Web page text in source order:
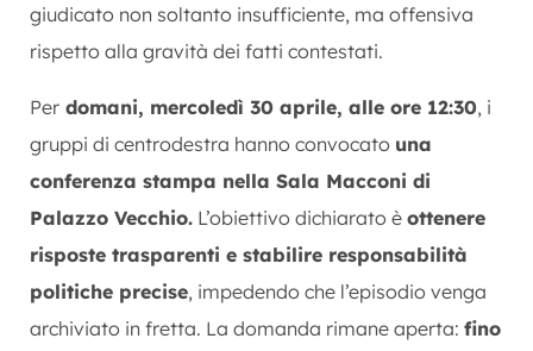
giudicato non soltanto insufficiente, ma offensiva
rispetto alla gravità dei fatti contestati.
Per domani, mercoledì 30 aprile, alle ore 12:30, i
gruppi di centrodestra hanno convocato una
conferenza stampa nella Sala Macconi di
Palazzo Vecchio. L’obiettivo dichiarato è ottenere
risposte trasparenti e stabilire responsabilità
politiche precise, impedendo che l’episodio venga
archiviato in fretta. La domanda rimane aperta: fino